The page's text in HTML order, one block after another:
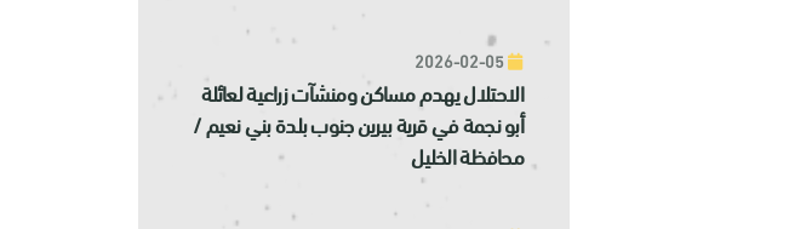
الاحتلال يهدم مساكن ومنشآت زراعية لعائلة
أبو نجمة في قرية بيرين جنوب بلدة بني نعيم /
محافظة الخليل